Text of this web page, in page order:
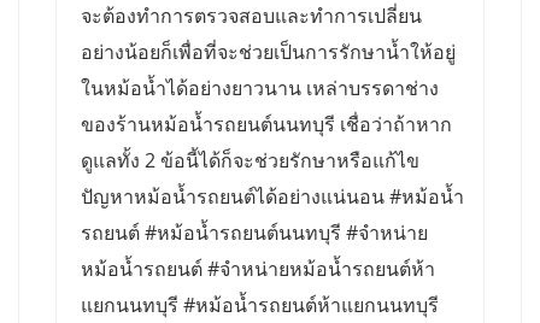
จะต้องทำการตรวจสอบและทำการเปลี่ยน
อย่างน้อยก็เพื่อที่จะช่วยเป็นการรักษาน้ำให้อยู่
ในหม้อน้ำได้อย่างยาวนาน เหล่าบรรดาช่าง
ของร้านหม้อน้ำรถยนต์นนทบุรี เชื่อว่าถ้าหาก
ดูแลทั้ง 2 ข้อนี้ได้ก็จะช่วยรักษาหรือแก้ไข
ปัญหาหม้อน้ำรถยนต์ได้อย่างแน่นอน #หม้อน้ำ
รถยนต์ #หม้อน้ำรถยนต์นนทบุรี #จำหน่าย
หม้อน้ำรถยนต์ #จำหน่ายหม้อน้ำรถยนต์ห้า
แยกนนทบุรี #หม้อน้ำรถยนต์ห้าแยกนนทบุรี